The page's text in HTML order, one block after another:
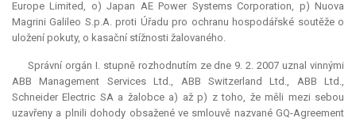
Europe Limited, o) Japan AE Power Systems Corporation, p) Nuova
Magrini Galileo S.p.A. proti Úřadu pro ochranu hospodářské soutěže o
uložení pokuty, o kasační stížnosti žalovaného.
Správní orgán I. stupně rozhodnutím ze dne 9. 2. 2007 uznal vinnými
ABB Management Services Ltd., ABB Switzerland Ltd., ABB Ltd.,
Schneider Electric SA a žalobce a) až p) z toho, že měli mezi sebou
uzavřeny a plnili dohody obsažené ve smlouvě nazvané GQ-Agreement